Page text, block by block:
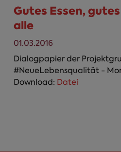
Gutes Essen,
alle
01.03.2016
Dialogpapier der
#NeueLebensqualität -
Download: Datei